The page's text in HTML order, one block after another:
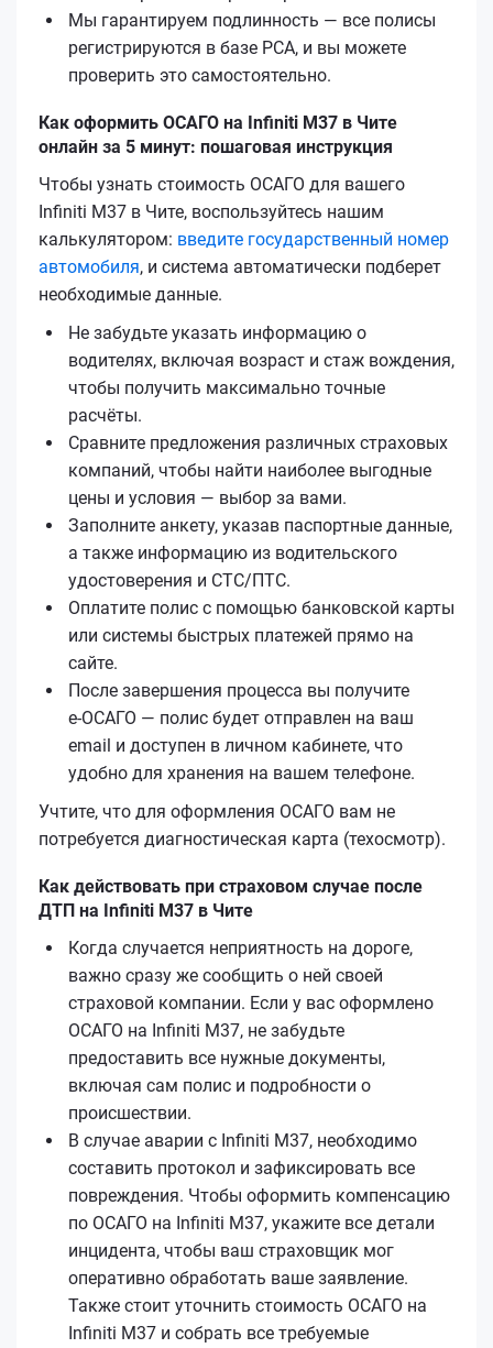
Мы гарантируем подлинность — все полисы
регистрируются в базе РСА, и вы можете
проверить это самостоятельно.
Как оформить ОСАГО на Infiniti M37 в Чите
онлайн за 5 минут: пошаговая инструкция
Чтобы узнать стоимость ОСАГО для вашего
Infiniti M37 в Чите, воспользуйтесь нашим
калькулятором: введите государственный номер
автомобиля, и система автоматически подберет
необходимые данные.
Не забудьте указать информацию о
водителях, включая возраст и стаж вождения,
чтобы получить максимально точные
расчёты.
Сравните предложения различных страховых
компаний, чтобы найти наиболее выгодные
цены и условия — выбор за вами.
Заполните анкету, указав паспортные данные,
а также информацию из водительского
удостоверения и СТС/ПТС.
Оплатите полис с помощью банковской карты
или системы быстрых платежей прямо на
сайте.
После завершения процесса вы получите
е‑ОСАГО — полис будет отправлен на ваш
email и доступен в личном кабинете, что
удобно для хранения на вашем телефоне.
Учтите, что для оформления ОСАГО вам не
потребуется диагностическая карта (техосмотр).
Как действовать при страховом случае после
ДТП на Infiniti M37 в Чите
Когда случается неприятность на дороге,
важно сразу же сообщить о ней своей
страховой компании. Если у вас оформлено
ОСАГО на Infiniti M37, не забудьте
предоставить все нужные документы,
включая сам полис и подробности о
происшествии.
В случае аварии с Infiniti M37, необходимо
составить протокол и зафиксировать все
повреждения. Чтобы оформить компенсацию
по ОСАГО на Infiniti M37, укажите все детали
инцидента, чтобы ваш страховщик мог
оперативно обработать ваше заявление.
Также стоит уточнить стоимость ОСАГО на
Infiniti M37 и собрать все требуемые